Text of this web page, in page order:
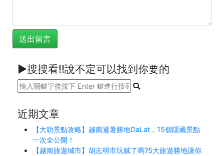
►搜搜看!!說不定可以找到你要的
近期文章
【大叻景點攻略】越南避暑勝地DaLat，15個隱藏景點
一次全公開！
【越南旅遊城市】胡志明市玩膩了嗎?5大旅遊勝地讓你